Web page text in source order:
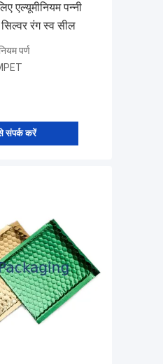
एल्यूमीनियम पन्नी
रंग स्व सील
पर्ण
संपर्क करें